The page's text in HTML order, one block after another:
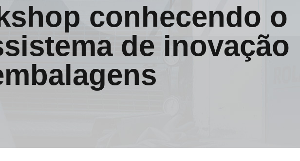
conhecendo o
de inovação